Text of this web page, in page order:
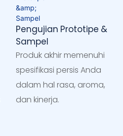
Pengujian Prototipe &
Sampel
Produk akhir memenuhi
spesifikasi persis Anda
dalam hal rasa, aroma,
dan kinerja.